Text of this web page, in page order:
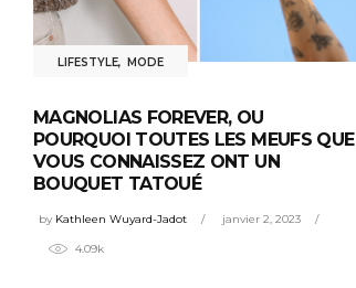
LIFESTYLE, MODE
MAGNOLIAS FOREVER, OU
POURQUOI TOUTES LES MEUFS QUE
VOUS CONNAISSEZ ONT UN
BOUQUET TATOUÉ
by Kathleen Wuyard-Jadot janvier 2, 2023
4.09k